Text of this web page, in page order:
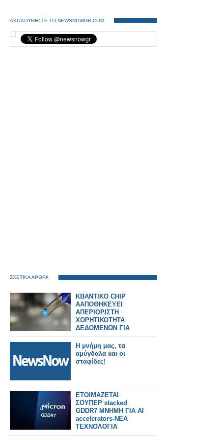
ΑΚΟΛΟΥΘΗΣΤΕ ΤΟ NEWSNOWGR.COM
ΣΧΕΤΙΚΑ ΑΡΘΡΑ
KBANTIKO CHIP
ΑΑΠΟΘΗΚΕΥΕΙ
ΑΠΕΡΙΟΡΙΣΤΗ
ΧΩΡΗΤΙΚΟΤΗΤΑ
ΔΕΔΟΜΕΝΩΝ ΓΙΑ
ΜΝΗΜΗ Α.Ι.
Η μνήμη μας, τα
αμύγδαλα και οι
σταφίδες!
ΕΤΟΙΜΑΖΕΤΑΙ
ΣΟΥΠΕΡ stacked
GDDR7 ΜΝΗΜΗ ΓΙΑ AI
accelerators-ΝΕΑ
ΤΕΧΝΟΛΟΓΙΑ